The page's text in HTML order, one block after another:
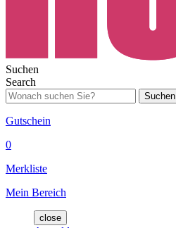
Suchen
Search
Suchen
Gutschein
0
Merkliste
Mein Bereich
close